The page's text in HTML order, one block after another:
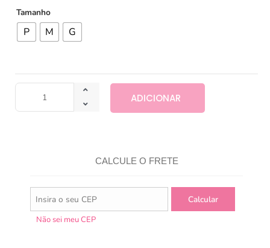
Tamanho
P M G
ADICIONAR
CALCULE O FRETE
Não sei meu CEP